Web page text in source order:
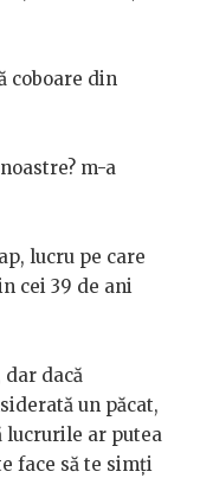
coboare din
m-a
lucru pe care
cei 39 de ani
dar dacă
un păcat,
lucrurile ar putea
face să te simți